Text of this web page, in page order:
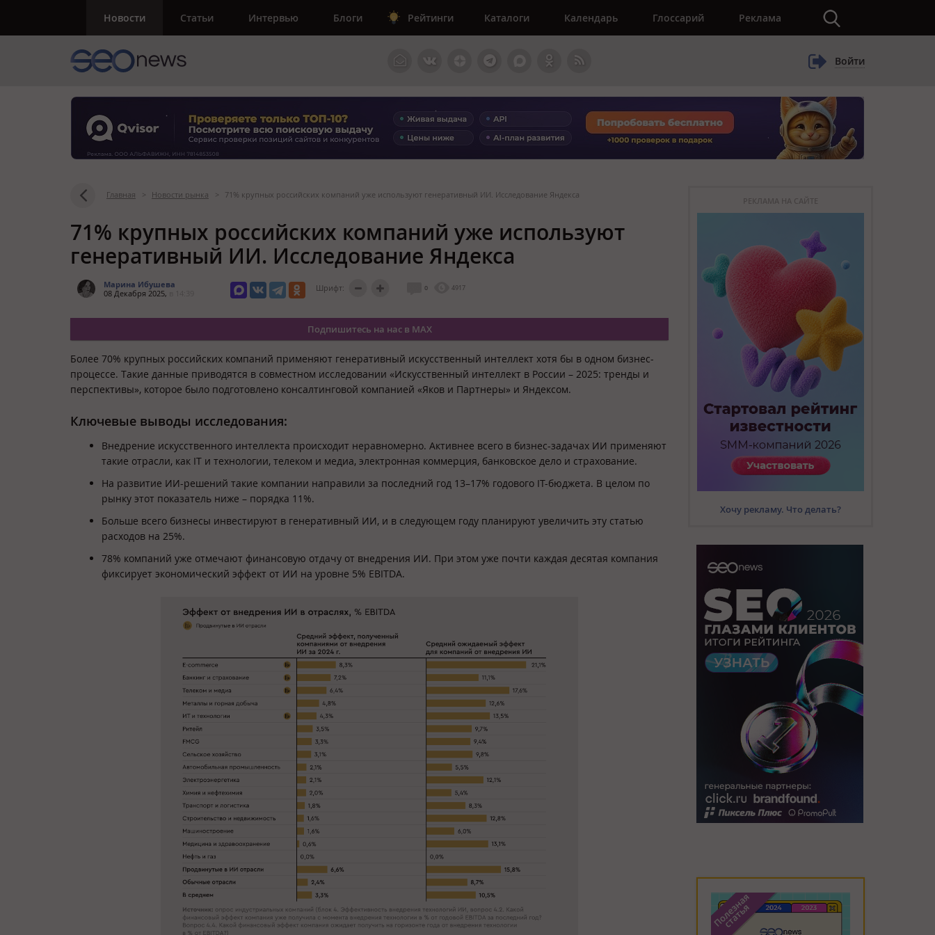
Новости Статьи Интервью Блоги Рейтинги Каталоги Календарь Глоссарий Реклама
Войти
Главная > Новости рынка > 71% крупных российских компаний уже используют генеративный ИИ. Исследование Яндекса
71% крупных российских компаний уже используют
генеративный ИИ. Исследование Яндекса
Марина Ибушева
08 Декабря 2025,
Шрифт: 0 4917
Подпишитесь на нас в MAX
Более 70% крупных российских компаний применяют генеративный искусственный интеллект хотя бы в одном бизнес-
процессе. Такие данные приводятся в совместном исследовании «Искусственный интеллект в России – 2025: тренды и
перспективы», которое было подготовлено консалтинговой компанией «Яков и Партнеры» и Яндексом.
Ключевые выводы исследования:
Внедрение искусственного интеллекта происходит неравномерно. Активнее всего в бизнес-задачах ИИ применяют
такие отрасли, как IT и технологии, телеком и медиа, электронная коммерция, банковское дело и страхование.
На развитие ИИ-решений такие компании направили за последний год 13–17% годового IT-бюджета. В целом по
рынку этот показатель ниже – порядка 11%.
Больше всего бизнесы инвестируют в генеративный ИИ, и в следующем году планируют увеличить эту статью
расходов на 25%.
78% компаний уже отмечают финансовую отдачу от внедрения ИИ. При этом уже почти каждая десятая компания
фиксирует экономический эффект от ИИ на уровне 5% EBITDA.
РЕКЛАМА НА САЙТЕ
Хочу рекламу. Что делать?